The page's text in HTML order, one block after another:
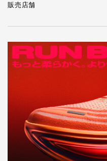
販売店舗